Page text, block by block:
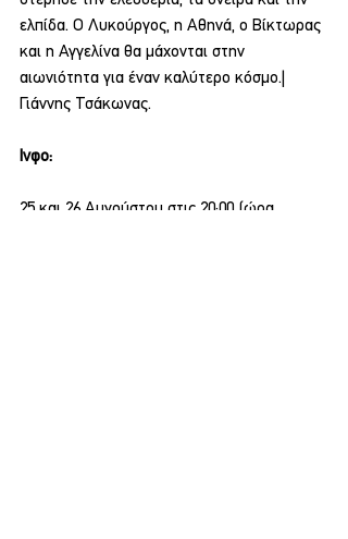
ελπίδα. Ο Λυκούργος, η Αθηνά, ο Βίκτωρας
και η Αγγελίνα θα μάχονται στην
αιωνιότητα για έναν καλύτερο κόσμο.|
Γιάννης Τσάκωνας.
Ινφο:
25 και 26 Αυγούστου στις 20:00 (ώρα